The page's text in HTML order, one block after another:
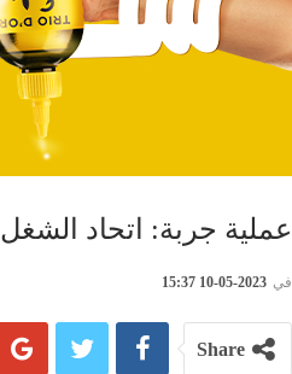
عملية جربة: اتحاد الشغل
في 2023-05-10 15:37
Share